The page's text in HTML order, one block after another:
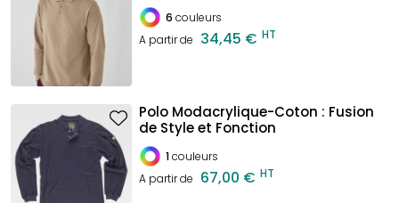
6 couleurs
A partir de 34,45 € HT
Polo Modacrylique-Coton : Fusion
de Style et Fonction
1couleurs
A partir de 67,00 € HT